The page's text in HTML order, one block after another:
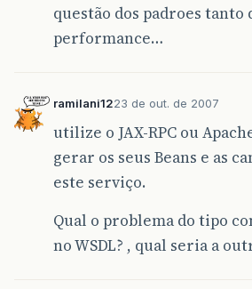
questão dos padroes tanto
performance…
ramilani1223 de out. de 2007
utilize o JAX-RPC ou
gerar os seus Beans e as
este serviço.
Qual o problema do tipo
no WSDL? , qual seria a